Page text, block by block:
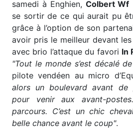
samedi à Enghien, Colbert Wf
se sortir de ce qui aurait pu
grâce à l’option de son
avoir pris le meilleur devant
avec brio l’attaque du favori In
"Tout le monde s’est décalé
pilote vendéen au micro
alors un boulevard avant de
pour venir aux avant-
parcours. C’est un chic
belle chance avant le coup".